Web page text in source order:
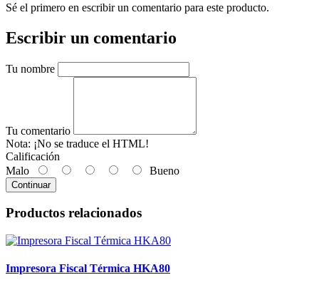
Sé el primero en escribir un comentario para este producto.
Escribir un comentario
Tu nombre
Tu comentario
Nota: ¡No se traduce el HTML!
Calificación
Malo
Bueno
Continuar
Productos relacionados
Impresora Fiscal Térmica HKA80